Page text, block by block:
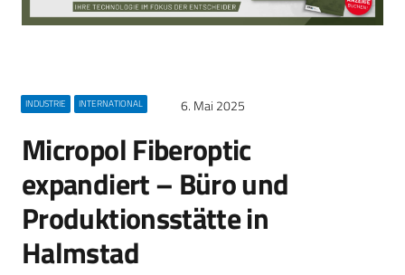
INDUSTRIE INTERNATIONAL 6. Mai 2025
Micropol Fiberoptic
expandiert – Büro und
Produktionsstätte in
Halmstad